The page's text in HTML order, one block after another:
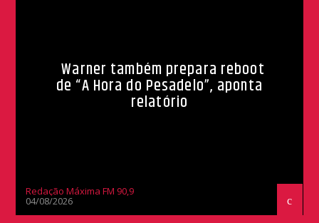
Warner também prepara reboot
de “A Hora do Pesadelo”, aponta
relatório
Redação Máxima FM 90,9
04/08/2026